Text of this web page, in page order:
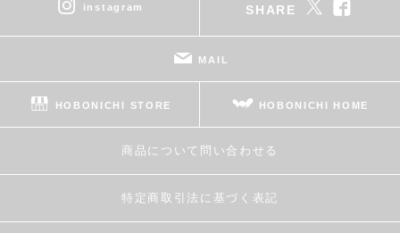
instagram SHARE
MAIL
HOBONICHI STORE HOBONICHI HOME
商品について問い合わせる
特定商取引法に基づく表記